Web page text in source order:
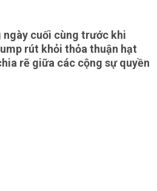
ngày cuối cùng trước khi
rút khỏi thỏa thuận hạt
rẽ giữa các cộng sự quyền